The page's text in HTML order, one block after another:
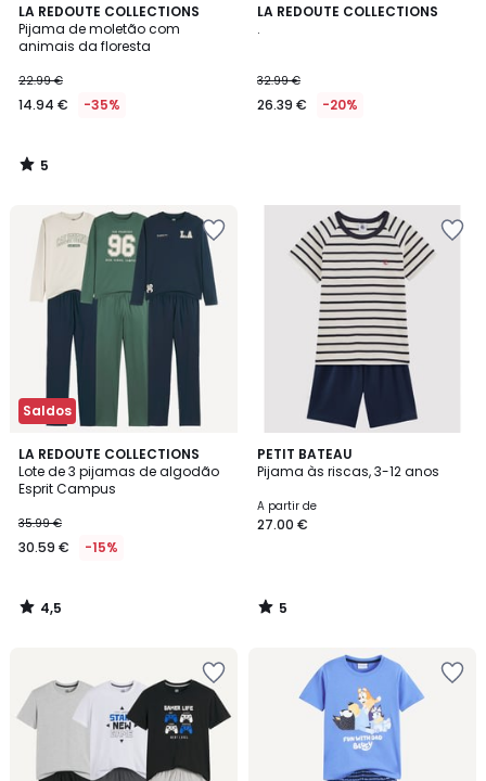
LA REDOUTE COLLECTIONS
Pijama de moletão com
animais da floresta
22.99 €
14.94 € -35%
5
/
5
5
/
LA REDOUTE COLLECTIONS
.
32.99 €
26.39 € -20%
Saldos
LA REDOUTE COLLECTIONS
Lote de 3 pijamas de algodão
Esprit Campus
35.99 €
30.59 € -15%
4,5
/ 5
4,5
/
PETIT BATEAU
Pijama às riscas, 3-12 anos
A partir de
27.00 €
5
/
5
/